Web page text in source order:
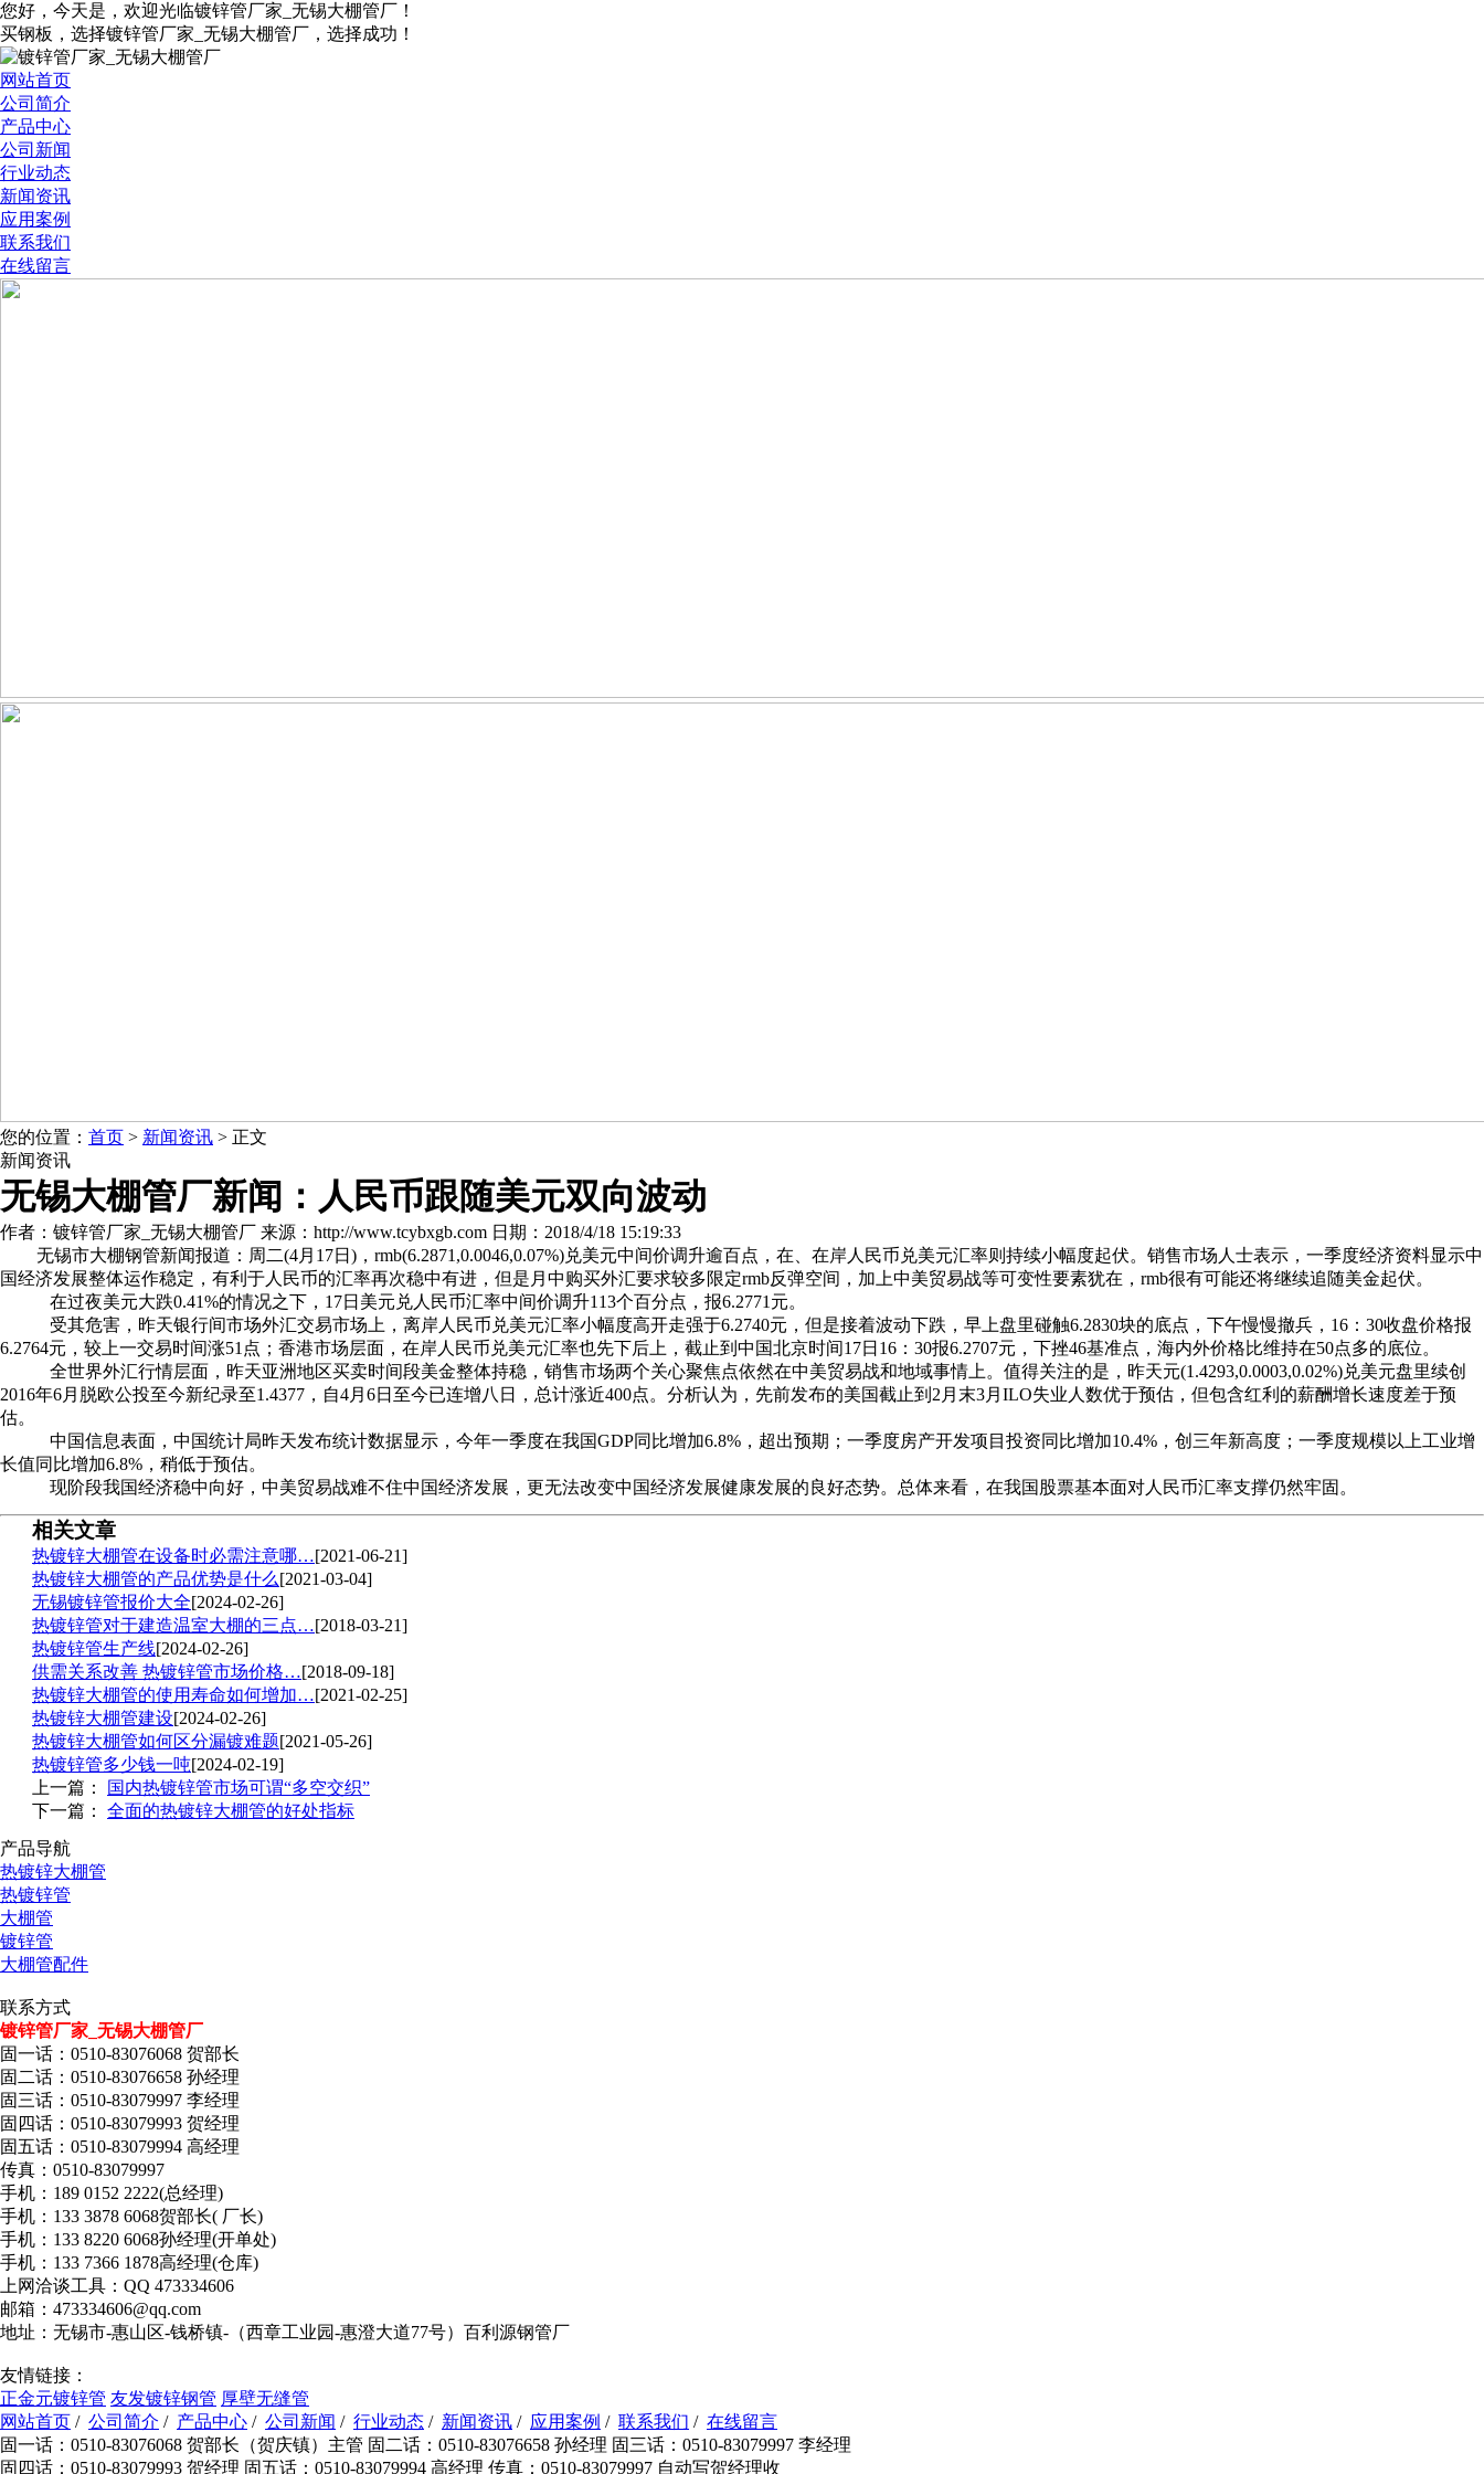
您好，今天是 ，欢迎光临镀锌管厂家_无锡大棚管厂！
买钢板，选择镀锌管厂家_无锡大棚管厂，选择成功！
网站首页
公司简介
产品中心
公司新闻
行业动态
新闻资讯
应用案例
联系我们
在线留言
您的位置： 首页 > 新闻资讯 > 正文
新闻资讯
无锡大棚管厂新闻：人民币跟随美元双向波动
作者：镀锌管厂家_无锡大棚管厂 来源：http://www.tcybxgb.com 日期：2018/4/18 15:19:33
无锡市大棚钢管新闻报道：周二(4月17日)，rmb(6.2871,0.0046,0.07%)兑美元中间价调升逾百点，在、在岸人民币兑美元汇率则持续小幅度起伏。销售市场人士表示，一季度经济资料显示中
国经济发展整体运作稳定，有利于人民币的汇率再次稳中有进，但是月中购买外汇要求较多限定rmb反弹空间，加上中美贸易战等可变性要素犹在，rmb很有可能还将继续追随美金起伏。
在过夜美元大跌0.41%的情况之下，17日美元兑人民币汇率中间价调升113个百分点，报6.2771元。
受其危害，昨天银行间市场外汇交易市场上，离岸人民币兑美元汇率小幅度高开走强于6.2740元，但是接着波动下跌，早上盘里碰触6.2830块的底点，下午慢慢撤兵，16：30收盘价格报
6.2764元，较上一交易时间涨51点；香港市场层面，在岸人民币兑美元汇率也先下后上，截止到中国北京时间17日16：30报6.2707元，下挫46基准点，海内外价格比维持在50点多的底位。
全世界外汇行情层面，昨天亚洲地区买卖时间段美金整体持稳，销售市场两个关心聚焦点依然在中美贸易战和地域事情上。值得关注的是，昨天元(1.4293,0.0003,0.02%)兑美元盘里续创
2016年6月脱欧公投至今新纪录至1.4377，自4月6日至今已连增八日，总计涨近400点。分析认为，先前发布的美国截止到2月末3月ILO失业人数优于预估，但包含红利的薪酬增长速度差于预
估。
中国信息表面，中国统计局昨天发布统计数据显示，今年一季度在我国GDP同比增加6.8%，超出预期；一季度房产开发项目投资同比增加10.4%，创三年新高度；一季度规模以上工业增
长值同比增加6.8%，稍低于预估。
现阶段我国经济稳中向好，中美贸易战难不住中国经济发展，更无法改变中国经济发展健康发展的良好态势。总体来看，在我国股票基本面对人民币汇率支撑仍然牢固。
相关文章
热镀锌大棚管在设备时必需注意哪…[2021-06-21]
热镀锌大棚管的产品优势是什么[2021-03-04]
无锡镀锌管报价大全[2024-02-26]
热镀锌管对于建造温室大棚的三点…[2018-03-21]
热镀锌管生产线[2024-02-26]
供需关系改善 热镀锌管市场价格…[2018-09-18]
热镀锌大棚管的使用寿命如何增加…[2021-02-25]
热镀锌大棚管建设[2024-02-26]
热镀锌大棚管如何区分漏镀难题[2021-05-26]
热镀锌管多少钱一吨[2024-02-19]
上一篇：
国内热镀锌管市场可谓“多空交织”
下一篇： 全面的热镀锌大棚管的好处指标
产品导航
热镀锌大棚管
热镀锌管
大棚管
镀锌管
大棚管配件
联系方式
镀锌管厂家_无锡大棚管厂
固一话：0510-83076068 贺部长
固二话：0510-83076658 孙经理
固三话：0510-83079997 李经理
固四话：0510-83079993 贺经理
固五话：0510-83079994 高经理
传真：0510-83079997
手机：189 0152 2222(总经理)
手机：133 3878 6068贺部长( 厂长)
手机：133 8220 6068孙经理(开单处)
手机：133 7366 1878高经理(仓库)
上网洽谈工具：QQ 473334606
邮箱：473334606@qq.com
地址：无锡市-惠山区-钱桥镇-（西章工业园-惠澄大道77号）百利源钢管厂
友情链接：
正金元镀锌管 友发镀锌钢管 厚壁无缝管
网站首页 / 公司简介 / 产品中心 / 公司新闻 / 行业动态 / 新闻资讯 / 应用案例 / 联系我们 / 在线留言
固一话：0510-83076068 贺部长（贺庆镇）主管 固二话：0510-83076658 孙经理 固三话：0510-83079997 李经理
固四话：0510-83079993 贺经理 固五话：0510-83079994 高经理 传真：0510-83079997 自动写贺经理收